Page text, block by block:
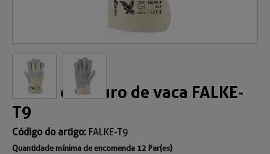
Luvas de couro de vaca FALKE-
T9
Código do artigo: FALKE-T9
Quantidade mínima de encomenda 12 Par(es)